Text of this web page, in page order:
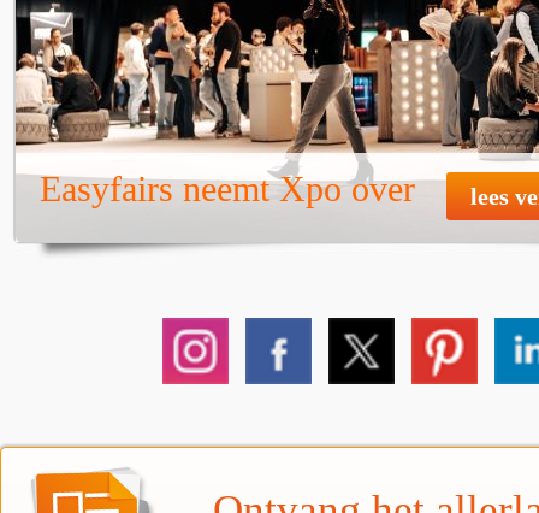
Easyfairs neemt Xpo over lees